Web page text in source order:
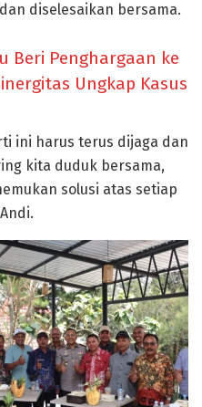
diselesaikan bersama.
Beri Penghargaan ke
Ungkap Kasus
ini harus terus dijaga dan
kita duduk bersama,
solusi atas setiap